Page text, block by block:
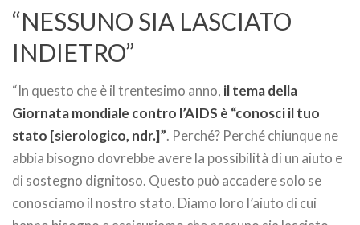
“NESSUNO SIA LASCIATO
INDIETRO”
“In questo che è il trentesimo anno, il tema della
Giornata mondiale contro l’AIDS è “conosci il tuo
stato [sierologico, ndr.]”. Perché? Perché chiunque ne
abbia bisogno dovrebbe avere la possibilità di un aiuto e
di sostegno dignitoso. Questo può accadere solo se
conosciamo il nostro stato. Diamo loro l’aiuto di cui